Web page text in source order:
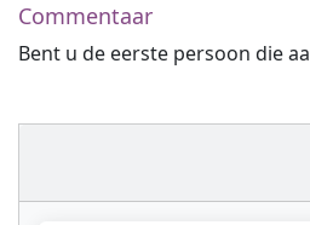
Commentaar
Bent u de eerste persoon die